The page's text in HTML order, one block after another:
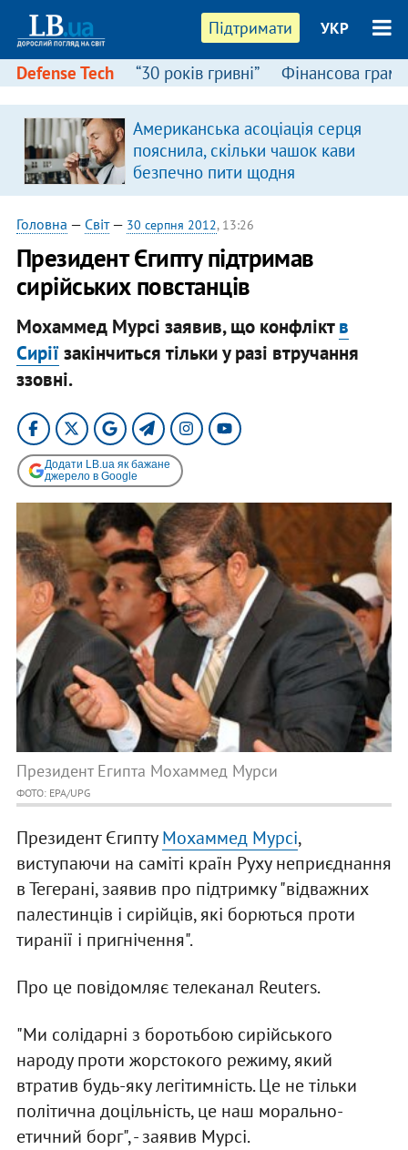
Підтримати УКР
Defense Tech “30 років гривні” Фінансова
Американська асоціація серця
пояснила, скільки чашок кави
безпечно пити щодня
Головна — Світ— 30 серпня 2012, 13:26
Президент Єгипту підтримав
сирійських повстанців
Мохаммед Мурсі заявив, що конфліктв
Сиріїзакінчиться тільки у разі втручання
ззовні.
Додати LB.ua як бажане
джерело в Google
Президент Египта Мохаммед Мурси
ФОТО: EPA/UPG
Президент ЄгиптуМохаммед Мурсі,
виступаючи на саміті країн Руху неприєднання
в Тегерані, заявив про підтримку "відважних
палестинців і сирійців, які борються проти
тиранії і пригнічення".
Про це повідомляє телеканал Reuters.
"Ми солідарні з боротьбою сирійського
народу проти жорстокого режиму, який
втратив будь-яку легітимність. Це не тільки
політична доцільність, це наш морально-
етичний борг", - заявив Мурсі.